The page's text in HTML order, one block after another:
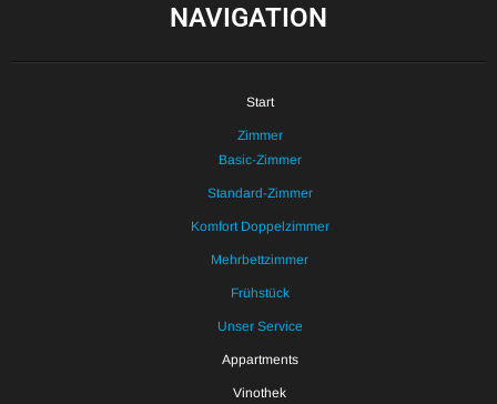
NAVIGATION
Start
Zimmer
Basic-Zimmer
Standard-Zimmer
Komfort Doppelzimmer
Mehrbettzimmer
Frühstück
Unser Service
Appartments
Vinothek